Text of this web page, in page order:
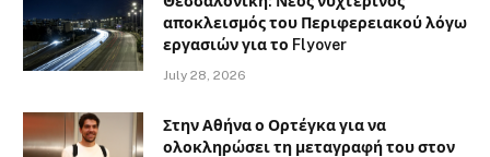
αποκλεισμός του Περιφερειακού λόγω
εργασιών για το Flyover
July 28, 2026
Στην Αθήνα ο Ορτέγκα για να
ολοκληρώσει τη μεταγραφή του στον